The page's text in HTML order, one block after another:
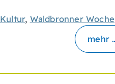
Kultur, Waldbronner Woche
mehr